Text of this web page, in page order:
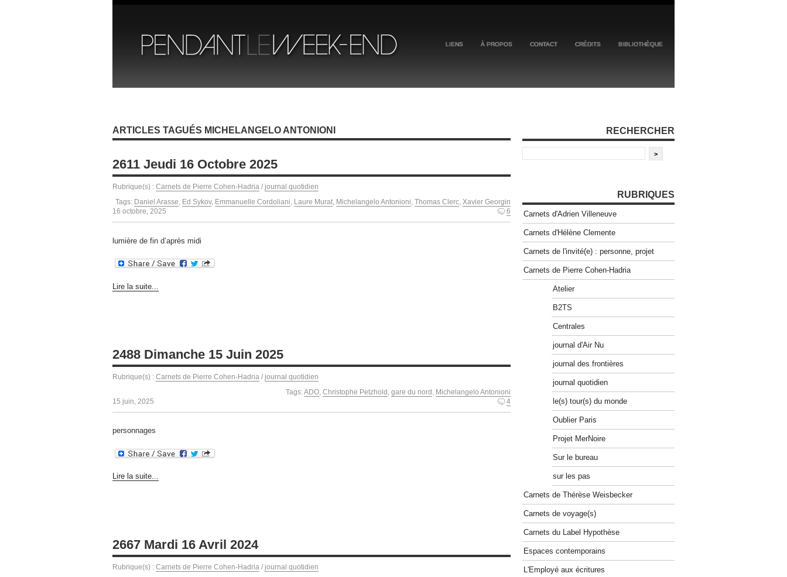
LIENS À PROPOS CONTACT CRÉDITS BIBLIOTHÈQUE
ARTICLES TAGUÉS MICHELANGELO ANTONIONI
2611 Jeudi 16 Octobre 2025
Rubrique(s) : Carnets de Pierre Cohen-Hadria / journal quotidien
Tags: Daniel Arasse, Ed Sykov, Emmanuelle Cordoliani, Laure Murat, Michelangelo Antonioni, Thomas Clerc, Xavier Georgin
16 octobre, 2025
6
lumière de fin d’après midi
Lire la suite...
2488 Dimanche 15 Juin 2025
Rubrique(s) : Carnets de Pierre Cohen-Hadria / journal quotidien
Tags:ADO Christophe Petzhold gare du nord Michelangelo Antonioni
15 juin, 2025
4
personnages
Lire la suite...
2667 Mardi 16 Avril 2024
Rubrique(s) : Carnets de Pierre Cohen-Hadria / journal quotidien
RECHERCHER
RUBRIQUES
Carnets d'Adrien Villeneuve
Carnets d'Hélène Clemente
Carnets de l'invité(e) : personne, projet
Carnets de Pierre Cohen-Hadria
Atelier
B2TS
Centrales
journal d'Air Nu
journal des frontières
journal quotidien
le(s) tour(s) du monde
Oublier Paris
Projet MerNoire
Sur le bureau
sur les pas
Carnets de Thérèse Weisbecker
Carnets de voyage(s)
Carnets du Label Hypothèse
Espaces contemporains
L'Employé aux écritures